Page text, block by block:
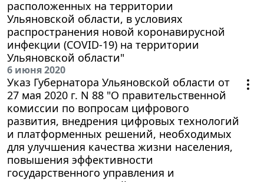
расположенных на территории
Ульяновской области, в условиях
распространения новой коронавирусной
инфекции (COVID-19) на территории
Ульяновской области"
6 июня 2020
Указ Губернатора Ульяновской области от
27 мая 2020 г. N 88 "О правительственной
комиссии по вопросам цифрового
развития, внедрения цифровых технологий
и платформенных решений, необходимых
для улучшения качества жизни населения,
повышения эффективности
государственного управления и